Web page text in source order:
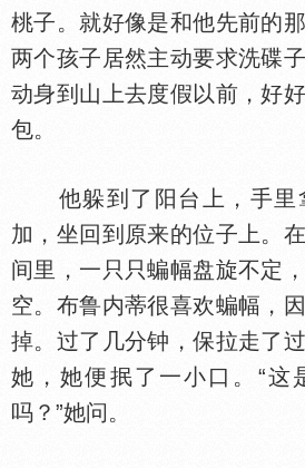
桃子。就好像是和他先前的
两个孩子居然主动要求洗碟
动身到山上去度假以前，好
包。
他躲到了阳台上，手里
加，坐回到原来的位子上。
间里，一只只蝙幅盘旋不定
空。布鲁内蒂很喜欢蝙幅，
掉。过了几分钟，保拉走了
她，她便抿了一小口。“这
吗？”她问。